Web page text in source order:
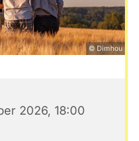
© Dimhou
2026, 18:00